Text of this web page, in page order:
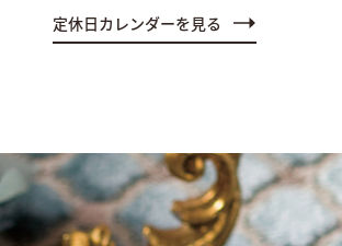
定休日カレンダーを見る